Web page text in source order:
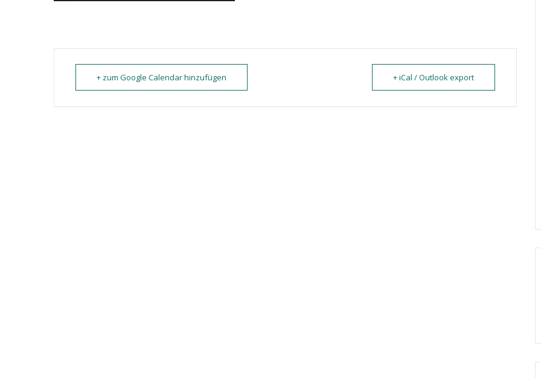
+ zum Google Calendar hinzufügen + iCal / Outlook export